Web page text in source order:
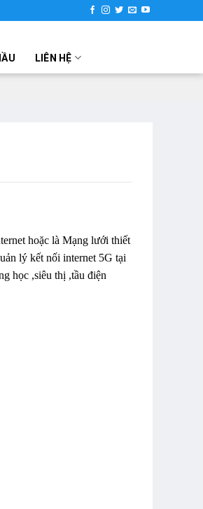
LIÊN HỆ
hoặc là Mạng lưới thiết
lý kết nối internet 5G tại
học ,siêu thị ,tầu điện